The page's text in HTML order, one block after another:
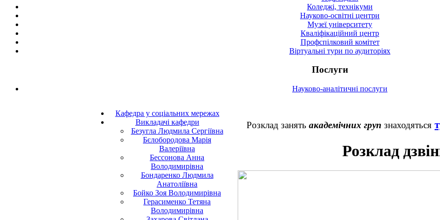
Коледжі, технікуми
Науково-освітні центри
Музеї університету
Кваліфікаційний центр
Профспілковий комітет
Віртуальні тури по аудиторіях
Послуги
Науково-аналітичні послуги
Кафедра у соціальних мережах
Викладачі кафедри
Безугла Людмила Сергіївна
Бєлобородова Марія
Валеріївна
Бессонова Анна
Володимирівна
Бондаренко Людмила
Анатоліївна
Бойко Зоя Володимирівна
Герасименко Тетяна
Володимирівна
Розклад занять академічних груп знаходяться
Розклад